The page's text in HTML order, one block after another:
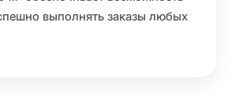
выполнять заказы любых